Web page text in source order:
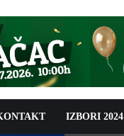
IZBORI 2024